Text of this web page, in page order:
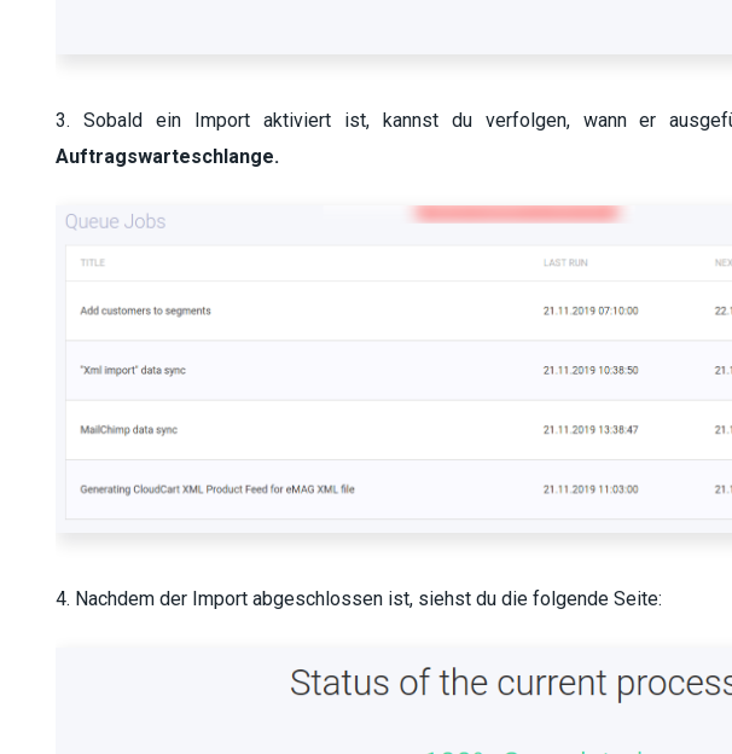
3. Sobald ein Import aktiviert ist, kannst du verfolgen, wann er
Auftragswarteschlange.
4. Nachdem der Import abgeschlossen ist, siehst du die folgende Seite: